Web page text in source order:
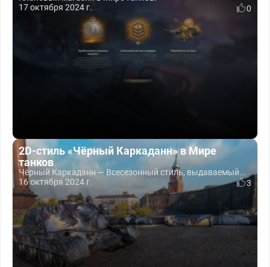
17 октября 2024 г.
0
2D-стиль «Чёрный Каркаданн» в Мире
танков
Чёрный Каркаданн — Всесезонный стиль, выдаваемый...
16 октября 2024 г.
3